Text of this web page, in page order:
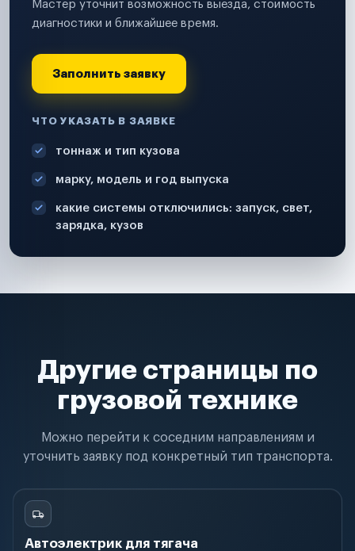
Мастер уточнит возможность выезда, стоимость
диагностики и ближайшее время.
Заполнить заявку
ЧТО УКАЗАТЬ В ЗАЯВКЕ
тоннаж и тип кузова
марку, модель и год выпуска
какие системы отключились: запуск, свет,
зарядка, кузов
Другие страницы по
грузовой технике
Можно перейти к соседним направлениям и
уточнить заявку под конкретный тип транспорта.
Автоэлектрик для тягача